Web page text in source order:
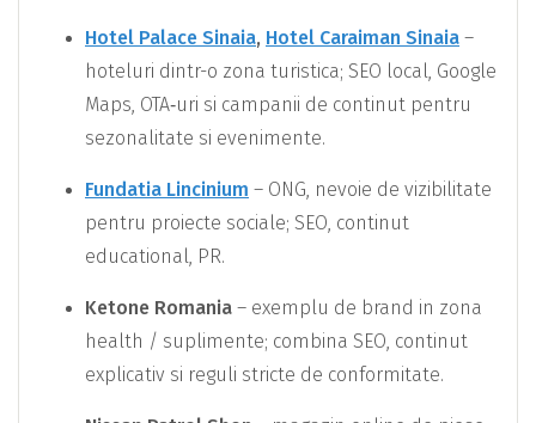
Hotel Palace Sinaia, Hotel Caraiman Sinaia –
hoteluri dintr-o zona turistica; SEO local, Google
Maps, OTA‑uri si campanii de continut pentru
sezonalitate si evenimente.
Fundatia Lincinium – ONG, nevoie de vizibilitate
pentru proiecte sociale; SEO, continut
educational, PR.
Ketone Romania – exemplu de brand in zona
health / suplimente; combina SEO, continut
explicativ si reguli stricte de conformitate.